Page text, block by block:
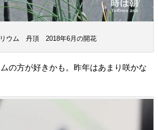
ウム 丹頂 2018年6月の開花
の方が好きかも。昨年はあまり咲かな